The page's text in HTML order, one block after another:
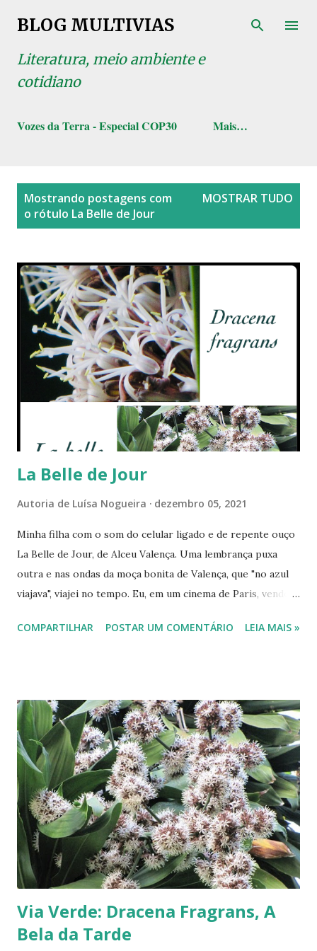
Pular para o conteúdo principal
BLOG MULTIVIAS
Literatura, meio ambiente e
cotidiano
Vozes da Terra - Especial COP30 Mais…
Mostrando postagens com
o rótulo La Belle de Jour
MOSTRAR TUDO
La Belle de Jour
Autoria de Luísa Nogueira dezembro 05, 2021
Minha filha com o som do celular ligado e de repente ouço
La Belle de Jour, de Alceu Valença. Uma lembrança puxa
outra e nas ondas da moça bonita de Valença, que "no azul
viajava", viajei no tempo. Eu, em um cinema de Paris, vendo o
um casamento sem as emoções desejadas por ela, saía toda
Alceu Valença e uma prosa poética. Imagem: Dracena
fragrans, uma das fotos que fiz para o post citado. Veja
neste blog posts sobre livros na Via Livros . ------------
Acompanhe este blog e nossas redes sociais. Instagram:
@luisanogueiraautora Para acessar minha página no
Instagram, aponte a câmera de seu celular para a tag de
nom e abaixo: Facebook: Luísa Nogueira Pinterest: Luísa
Nogueira #naturezaemfotosluisan ----------- E...
COMPARTILHAR POSTAR UM COMENTÁRIO LEIA MAIS »
Via Verde: Dracena Fragrans, A
Bela da Tarde